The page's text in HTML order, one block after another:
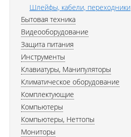
Шлейфы, кабели, переходники
Бытовая техника
Видеооборудование
Защита питания
Инструменты
Клавиатуры, Манипуляторы
Климатическое оборудование
Комплектующие
Компьютеры
Компьютеры, Неттопы
Мониторы